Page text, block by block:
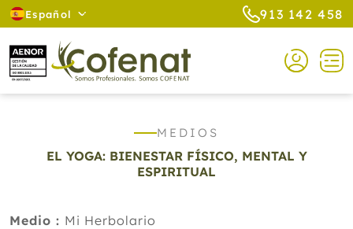
Español 913 142 458
MEDIOS
EL YOGA: BIENESTAR FÍSICO, MENTAL Y
ESPIRITUAL
Medio : Mi Herbolario